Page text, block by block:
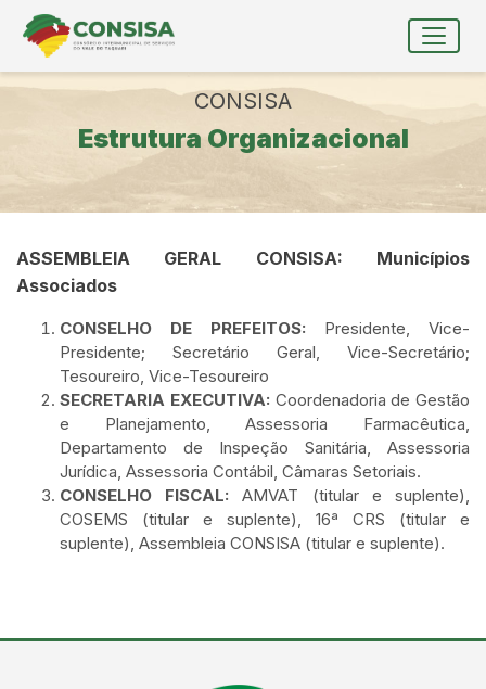
Ir para conteúdo principal
conteúdo do menu
Conteúdo Principal
CONSISA
Estrutura Organizacional
ASSEMBLEIA GERAL CONSISA: Municípios
Associados
CONSELHO DE PREFEITOS: Presidente, Vice-
Presidente; Secretário Geral, Vice-Secretário;
Tesoureiro, Vice-Tesoureiro
SECRETARIA EXECUTIVA: Coordenadoria de Gestão
e Planejamento, Assessoria Farmacêutica,
Departamento de Inspeção Sanitária, Assessoria
Jurídica, Assessoria Contábil, Câmaras Setoriais.
CONSELHO FISCAL: AMVAT (titular e suplente),
COSEMS (titular e suplente), 16ª CRS (titular e
suplente), Assembleia CONSISA (titular e suplente).